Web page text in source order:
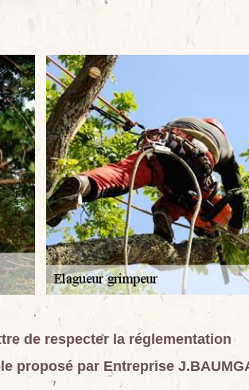
de respecter la réglementation
proposé par Entreprise